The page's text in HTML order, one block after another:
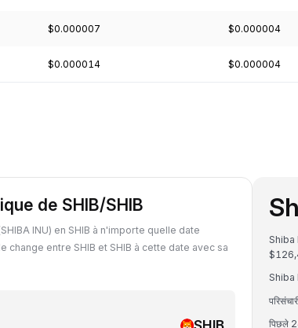
$0.000007 $0.000004
$0.000014 $0.000004
de SHIB/SHIB
INU) en SHIB à n'importe quelle date
change entre SHIB et SHIB à cette date avec sa
Shiba
Shiba
पिछले